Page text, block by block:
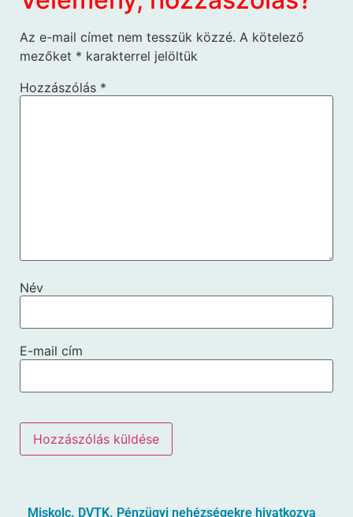
Az e-mail címet nem tesszük közzé. A kötelező
mezőket * karakterrel jelöltük
Hozzászólás *
Név
E-mail cím
Miskolc. DVTK. Pénzügyi nehézségekre hivatkozva